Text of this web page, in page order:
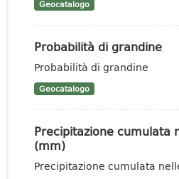
Geocatalogo
Probabilità di grandine
Probabilità di grandine
Geocatalogo
Precipitazione cumulata
(mm)
Precipitazione cumulata